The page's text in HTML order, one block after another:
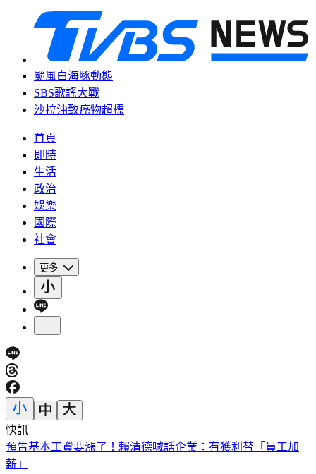
颱風白海豚動態
SBS歌謠大戰
沙拉油致癌物超標
首頁
即時
生活
政治
娛樂
國際
社會
更多
快訊
預告基本工資要漲了！賴清德喊話企業：有獲利替「員工加
薪」